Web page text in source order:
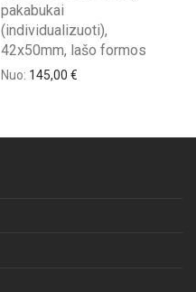
pakabukai
(individualizuoti),
42x50mm, lašo formos
Nuo: 145,00 €